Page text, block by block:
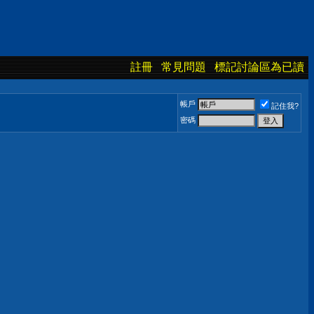
註冊 常見問題 標記討論區為已讀
帳戶
記住我?
密碼